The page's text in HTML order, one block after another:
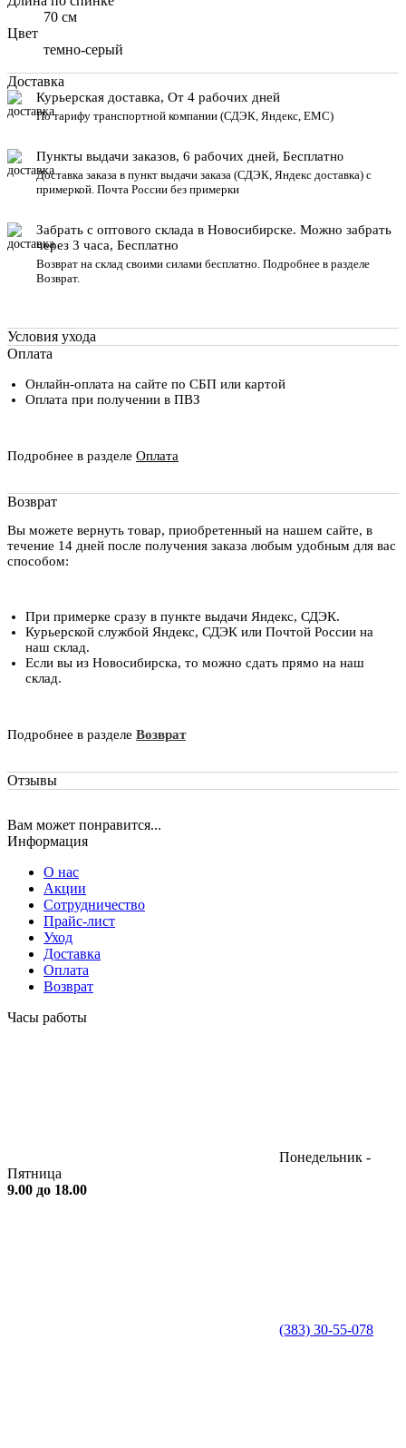
70 см
Цвет
темно-серый
Доставка
Курьерская доставка, От 4 рабочих дней
По тарифу транспортной компании (СДЭК, Яндекс, ЕМС)
Пункты выдачи заказов, 6 рабочих дней, Бесплатно
Доставка заказа в пункт выдачи заказа (СДЭК, Яндекс доставка) с
примеркой. Почта России без примерки
Забрать с оптового склада в Новосибирске. Можно забрать
через 3 часа, Бесплатно
Возврат на склад своими силами бесплатно. Подробнее в разделе
Возврат.
Условия ухода
Оплата
Онлайн-оплата на сайте по СБП или картой
Оплата при получении в ПВЗ
Подробнее в разделе Оплата
Возврат
Вы можете вернуть товар, приобретенный на нашем сайте, в
течение 14 дней после получения заказа любым удобным для вас
способом:
При примерке сразу в пункте выдачи Яндекс, СДЭК.
Курьерской службой Яндекс, СДЭК или Почтой России на
наш склад.
Если вы из Новосибирска, то можно сдать прямо на наш
склад.
Подробнее в разделе Возврат
Отзывы
Вам может понравится...
Информация
О нас
Акции
Сотрудничество
Прайс-лист
Уход
Доставка
Оплата
Возврат
Часы работы
Понедельник -
Пятница
9.00 до 18.00
(383) 30-55-078